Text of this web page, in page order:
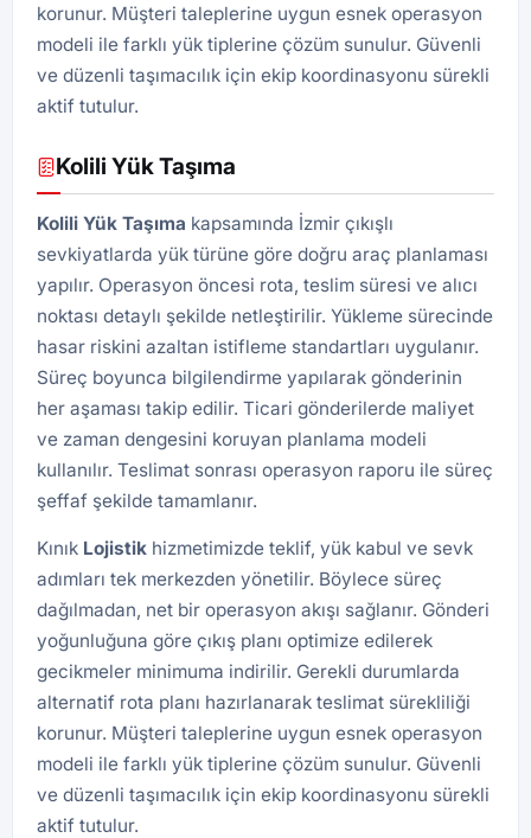
korunur. Müşteri taleplerine uygun esnek operasyon
modeli ile farklı yük tiplerine çözüm sunulur. Güvenli
ve düzenli taşımacılık için ekip koordinasyonu sürekli
aktif tutulur.
Kolili Yük Taşıma
Kolili Yük Taşıma kapsamında İzmir çıkışlı
sevkiyatlarda yük türüne göre doğru araç planlaması
yapılır. Operasyon öncesi rota, teslim süresi ve alıcı
noktası detaylı şekilde netleştirilir. Yükleme sürecinde
hasar riskini azaltan istifleme standartları uygulanır.
Süreç boyunca bilgilendirme yapılarak gönderinin
her aşaması takip edilir. Ticari gönderilerde maliyet
ve zaman dengesini koruyan planlama modeli
kullanılır. Teslimat sonrası operasyon raporu ile süreç
şeffaf şekilde tamamlanır.
Kınık Lojistik hizmetimizde teklif, yük kabul ve sevk
adımları tek merkezden yönetilir. Böylece süreç
dağılmadan, net bir operasyon akışı sağlanır. Gönderi
yoğunluğuna göre çıkış planı optimize edilerek
gecikmeler minimuma indirilir. Gerekli durumlarda
alternatif rota planı hazırlanarak teslimat sürekliliği
korunur. Müşteri taleplerine uygun esnek operasyon
modeli ile farklı yük tiplerine çözüm sunulur. Güvenli
ve düzenli taşımacılık için ekip koordinasyonu sürekli
aktif tutulur.